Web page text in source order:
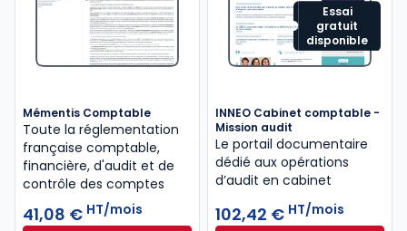
Mémentis Comptable
Toute la réglementation
française comptable,
financière, d'audit et de
contrôle des comptes
41,08 € HT/mois
Essai
gratuit
disponible
INNEO Cabinet comptable -
Mission audit
Le portail documentaire
dédié aux opérations
d’audit en cabinet
102,42 € HT/mois